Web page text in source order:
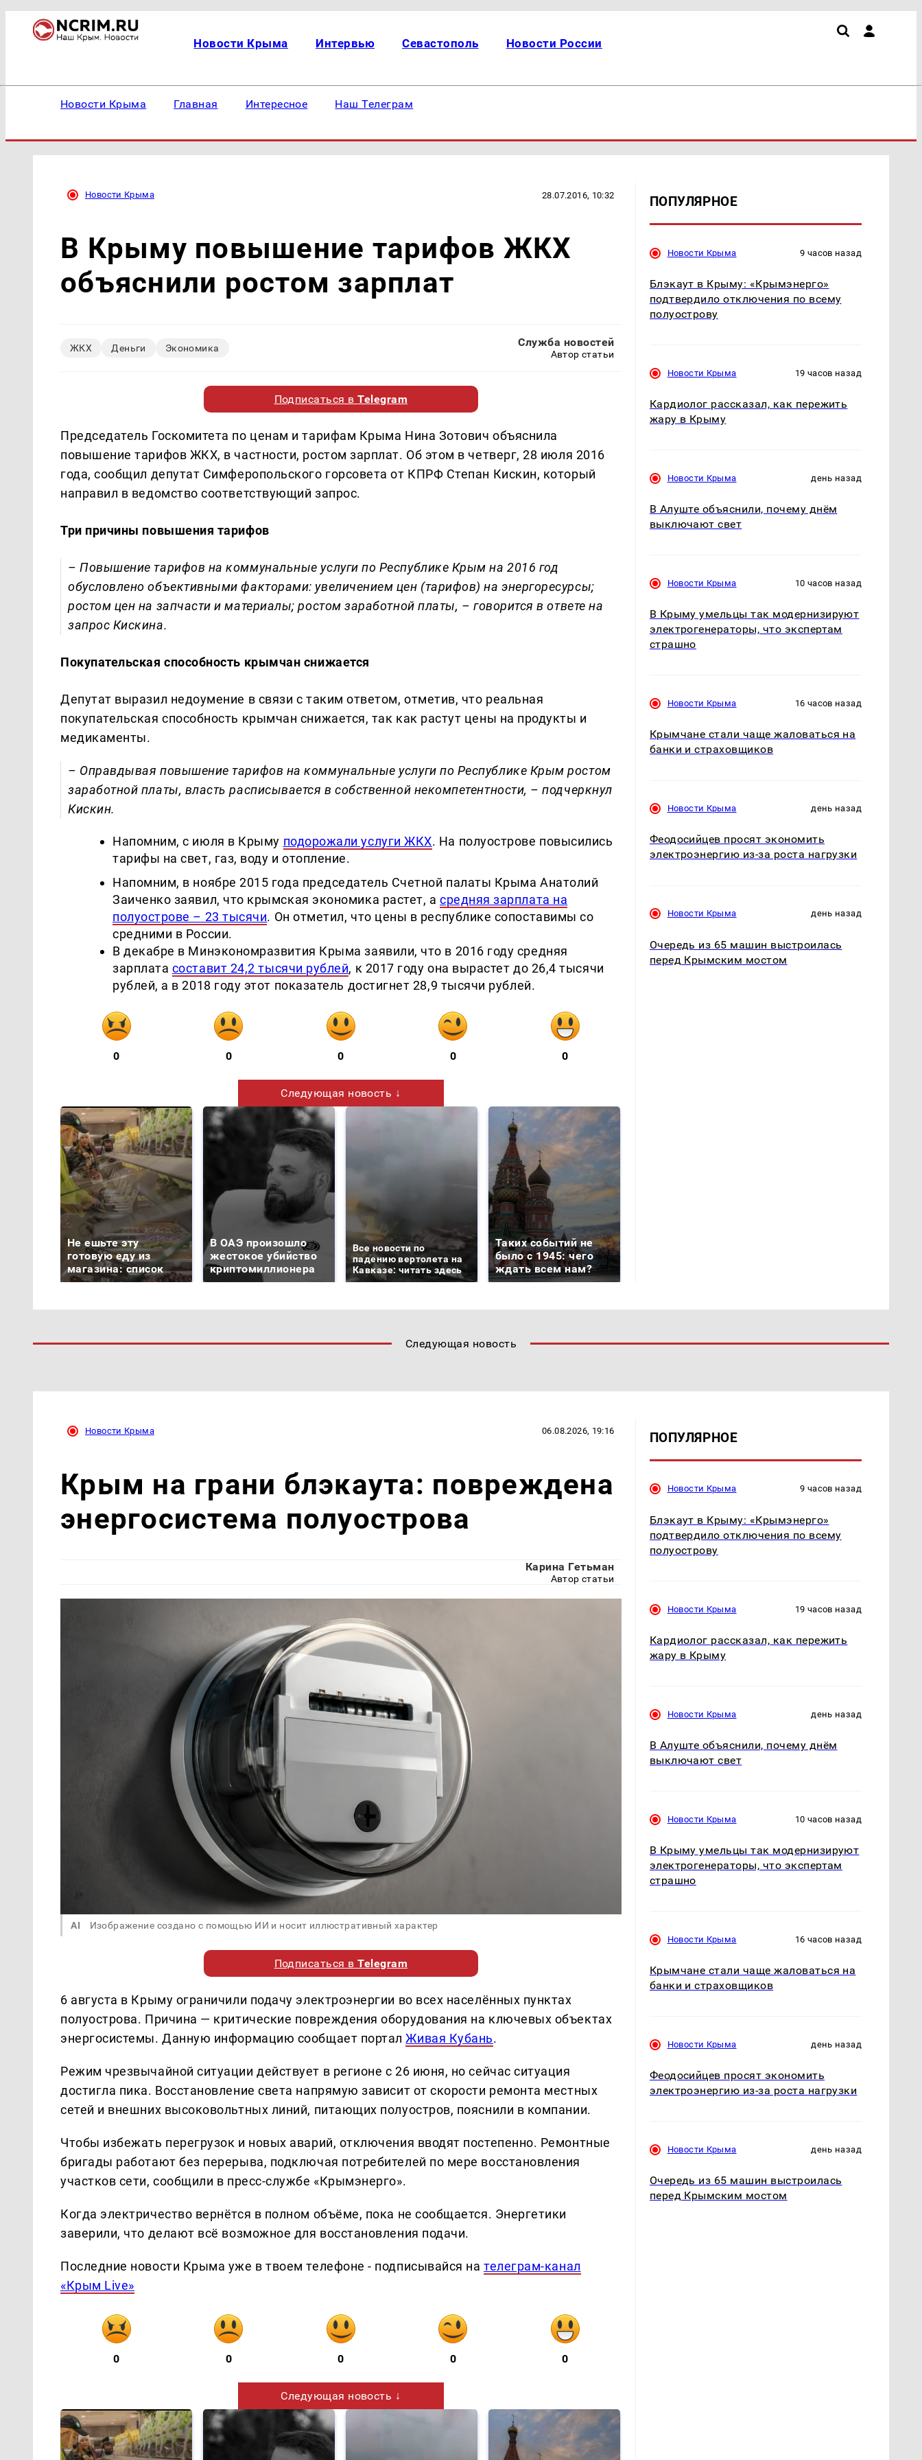
Новости Крыма Интервью Севастополь Новости России
Новости Крыма Главная Интересное Наш Телеграм
Новости Крыма 28.07.2016, 10:32
В Крыму повышение тарифов ЖКХ
объяснили ростом зарплат
ЖКХ Деньги Экономика Служба новостей
Автор статьи
Подписаться вTelegram
Председатель Госкомитета по ценам и тарифам Крыма Нина Зотович объяснила
повышение тарифов ЖКХ, в частности, ростом зарплат. Об этом в четверг, 28 июля 2016
года, сообщил депутат Симферопольского горсовета от КПРФ Степан Кискин, который
направил в ведомство соответствующий запрос.
Три причины повышения тарифов
– Повышение тарифов на коммунальные услуги по Республике Крым на 2016 год
обусловлено объективными факторами: увеличением цен (тарифов) на энергоресурсы;
ростом цен на запчасти и материалы; ростом заработной платы, – говорится в ответе на
запрос Кискина.
Покупательская способность крымчан снижается
Депутат выразил недоумение в связи с таким ответом, отметив, что реальная
покупательская способность крымчан снижается, так как растут цены на продукты и
медикаменты.
– Оправдывая повышение тарифов на коммунальные услуги по Республике Крым ростом
заработной платы, власть расписывается в собственной некомпетентности, – подчеркнул
Кискин.
Напомним, с июля в Крыму подорожали услуги ЖКХ. На полуострове повысились
тарифы на свет, газ, воду и отопление.
Напомним, в ноябре 2015 года председатель Счетной палаты Крыма Анатолий
Заиченко заявил, что крымская экономика растет, асредняя зарплата на
полуострове – 23 тысячи. Он отметил, что цены в республике сопоставимы со
средними в России.
В декабре в Минэкономразвития Крыма заявили, что в 2016 году средняя
зарплата составит 24,2 тысячи рублей, к 2017 году она вырастет до 26,4 тысячи
рублей, а в 2018 году этот показатель достигнет 28,9 тысячи рублей.
0 0 0 0 0
Следующая новость ↓
Не ешьте эту
готовую еду из
магазина: список
В ОАЭ произошло
жестокое убийство
криптомиллионера
Все новости по
падению вертолета на
Кавказе: читать здесь
Таких событий не
было с 1945: чего
ждать всем нам?
ПОПУЛЯРНОЕ
Новости Крыма 9 часов назад
Блэкаут в Крыму: «Крымэнерго»
подтвердило отключения по всему
полуострову
Новости Крыма 19 часов назад
Кардиолог рассказал, как пережить
жару в Крыму
Новости Крыма день назад
В Алуште объяснили, почему днём
выключают свет
Новости Крыма 10 часов назад
В Крыму умельцы так модернизируют
электрогенераторы, что экспертам
страшно
Новости Крыма 16 часов назад
Крымчане стали чаще жаловаться на
банки и страховщиков
Новости Крыма день назад
Феодосийцев просят экономить
электроэнергию из-за роста нагрузки
Новости Крыма день назад
Очередь из 65 машин выстроилась
перед Крымским мостом
Следующая новость
Новости Крыма 06.08.2026, 19:16
Крым на грани блэкаута: повреждена
энергосистема полуострова
Карина Гетьман
Автор статьи
AI Изображение создано с помощью ИИ и носит иллюстративный характер
Подписаться вTelegram
6 августа в Крыму ограничили подачу электроэнергии во всех населённых пунктах
полуострова. Причина — критические повреждения оборудования на ключевых объектах
энергосистемы. Данную информацию сообщает порталЖивая Кубань.
Режим чрезвычайной ситуации действует в регионе с 26 июня, но сейчас ситуация
достигла пика. Восстановление света напрямую зависит от скорости ремонта местных
сетей и внешних высоковольтных линий, питающих полуостров, пояснили в компании.
Чтобы избежать перегрузок и новых аварий, отключения вводят постепенно. Ремонтные
бригады работают без перерыва, подключая потребителей по мере восстановления
участков сети, сообщили в пресс-службе «Крымэнерго».
Когда электричество вернётся в полном объёме, пока не сообщается. Энергетики
заверили, что делают всё возможное для восстановления подачи.
Последние новости Крыма уже в твоем телефоне - подписывайся нателеграм-канал
«Крым Live»
0 0 0 0 0
Следующая новость ↓
ПОПУЛЯРНОЕ
Новости Крыма 9 часов назад
Блэкаут в Крыму: «Крымэнерго»
подтвердило отключения по всему
полуострову
Новости Крыма 19 часов назад
Кардиолог рассказал, как пережить
жару в Крыму
Новости Крыма день назад
В Алуште объяснили, почему днём
выключают свет
Новости Крыма 10 часов назад
В Крыму умельцы так модернизируют
электрогенераторы, что экспертам
страшно
Новости Крыма 16 часов назад
Крымчане стали чаще жаловаться на
банки и страховщиков
Новости Крыма день назад
Феодосийцев просят экономить
электроэнергию из-за роста нагрузки
Новости Крыма день назад
Очередь из 65 машин выстроилась
перед Крымским мостом